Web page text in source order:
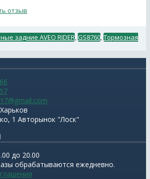
отзыв
задние AVEO RIDER GS8760 Тормозная
1 Авторынок "Лоск"
до 20.00
обрабатываются ежедневно.